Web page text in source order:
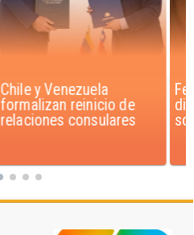
Feriantes rechazan
dichos de Camila Flores
sobre Fabiola Campillai